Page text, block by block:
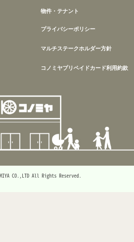
物件・テナント
プライバシーポリシー
マルチステークホルダー方針
コノミヤプリペイドカード利用約款
CO.,LTD All Rights Reserved.